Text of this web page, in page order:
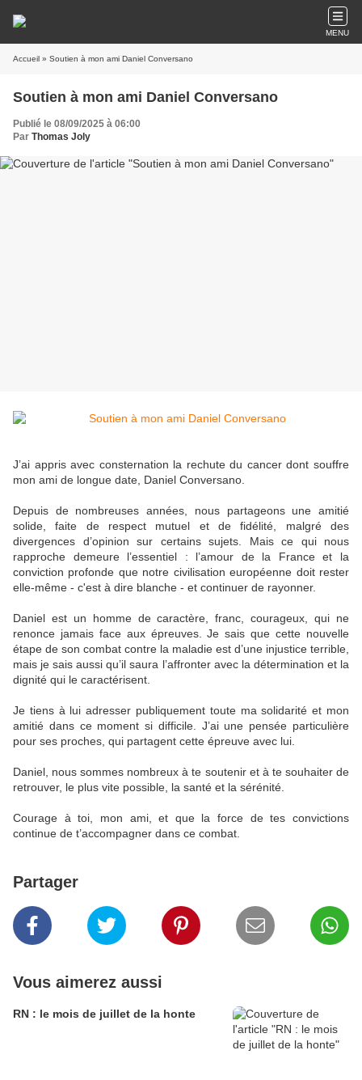
MENU
Accueil » Soutien à mon ami Daniel Conversano
Soutien à mon ami Daniel Conversano
Publié le 08/09/2025 à 06:00
Par Thomas Joly
J’ai appris avec consternation la rechute du cancer dont souffre
mon ami de longue date, Daniel Conversano.
Depuis de nombreuses années, nous partageons une amitié
solide, faite de respect mutuel et de fidélité, malgré des
divergences d’opinion sur certains sujets. Mais ce qui nous
rapproche demeure l’essentiel : l’amour de la France et la
conviction profonde que notre civilisation européenne doit rester
elle-même - c'est à dire blanche - et continuer de rayonner.
Daniel est un homme de caractère, franc, courageux, qui ne
renonce jamais face aux épreuves. Je sais que cette nouvelle
étape de son combat contre la maladie est d’une injustice terrible,
mais je sais aussi qu’il saura l’affronter avec la détermination et la
dignité qui le caractérisent.
Je tiens à lui adresser publiquement toute ma solidarité et mon
amitié dans ce moment si difficile. J’ai une pensée particulière
pour ses proches, qui partagent cette épreuve avec lui.
Daniel, nous sommes nombreux à te soutenir et à te souhaiter de
retrouver, le plus vite possible, la santé et la sérénité.
Courage à toi, mon ami, et que la force de tes convictions
continue de t’accompagner dans ce combat.
Partager
Vous aimerez aussi
RN : le mois de juillet de la honte